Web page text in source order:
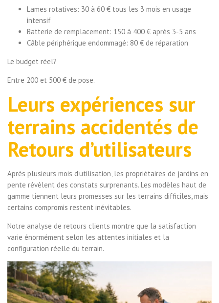
Lames rotatives: 30 à 60 € tous les 3 mois en usage
intensif
Batterie de remplacement: 150 à 400 € après 3-5 ans
Câble périphérique endommagé: 80 € de réparation
Le budget réel?
Entre 200 et 500 € de pose.
Leurs expériences sur
terrains accidentés de
Retours d’utilisateurs
Après plusieurs mois d’utilisation, les propriétaires de jardins en
pente révèlent des constats surprenants. Les modèles haut de
gamme tiennent leurs promesses sur les terrains difficiles, mais
certains compromis restent inévitables.
Notre analyse de retours clients montre que la satisfaction
varie énormément selon les attentes initiales et la
configuration réelle du terrain.